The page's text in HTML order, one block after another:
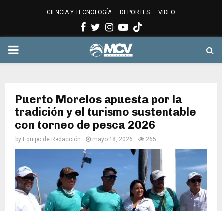
CIENCIA Y TECNOLOGÍA DEPORTES VIDEO
Facebook
Twitter
Instagram
Youtube
PRIMARY
Puerto Morelos apuesta por la
tradición y el turismo sustentable
con torneo de pesca 2026
by Equipo de Redacción mayo 18, 2026 265